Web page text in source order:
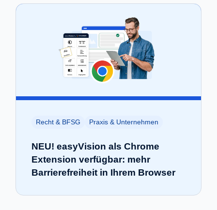
Recht & BFSG Praxis & Unternehmen
NEU! easyVision als Chrome
Extension verfügbar: mehr
Barrierefreiheit in Ihrem Browser